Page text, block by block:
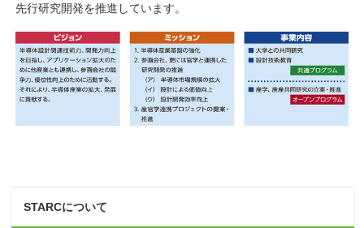
先行研究開発を推進しています。
STARCについて